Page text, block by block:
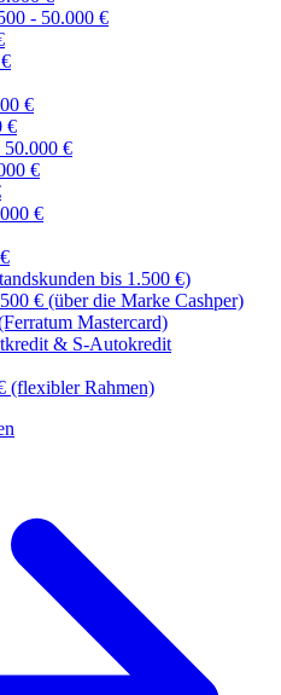
- 50.000 €
€
€
50.000 €
€
€
bis 1.500 €)
€ (über die Marke Cashper)
Mastercard)
& S-Autokredit
(flexibler Rahmen)